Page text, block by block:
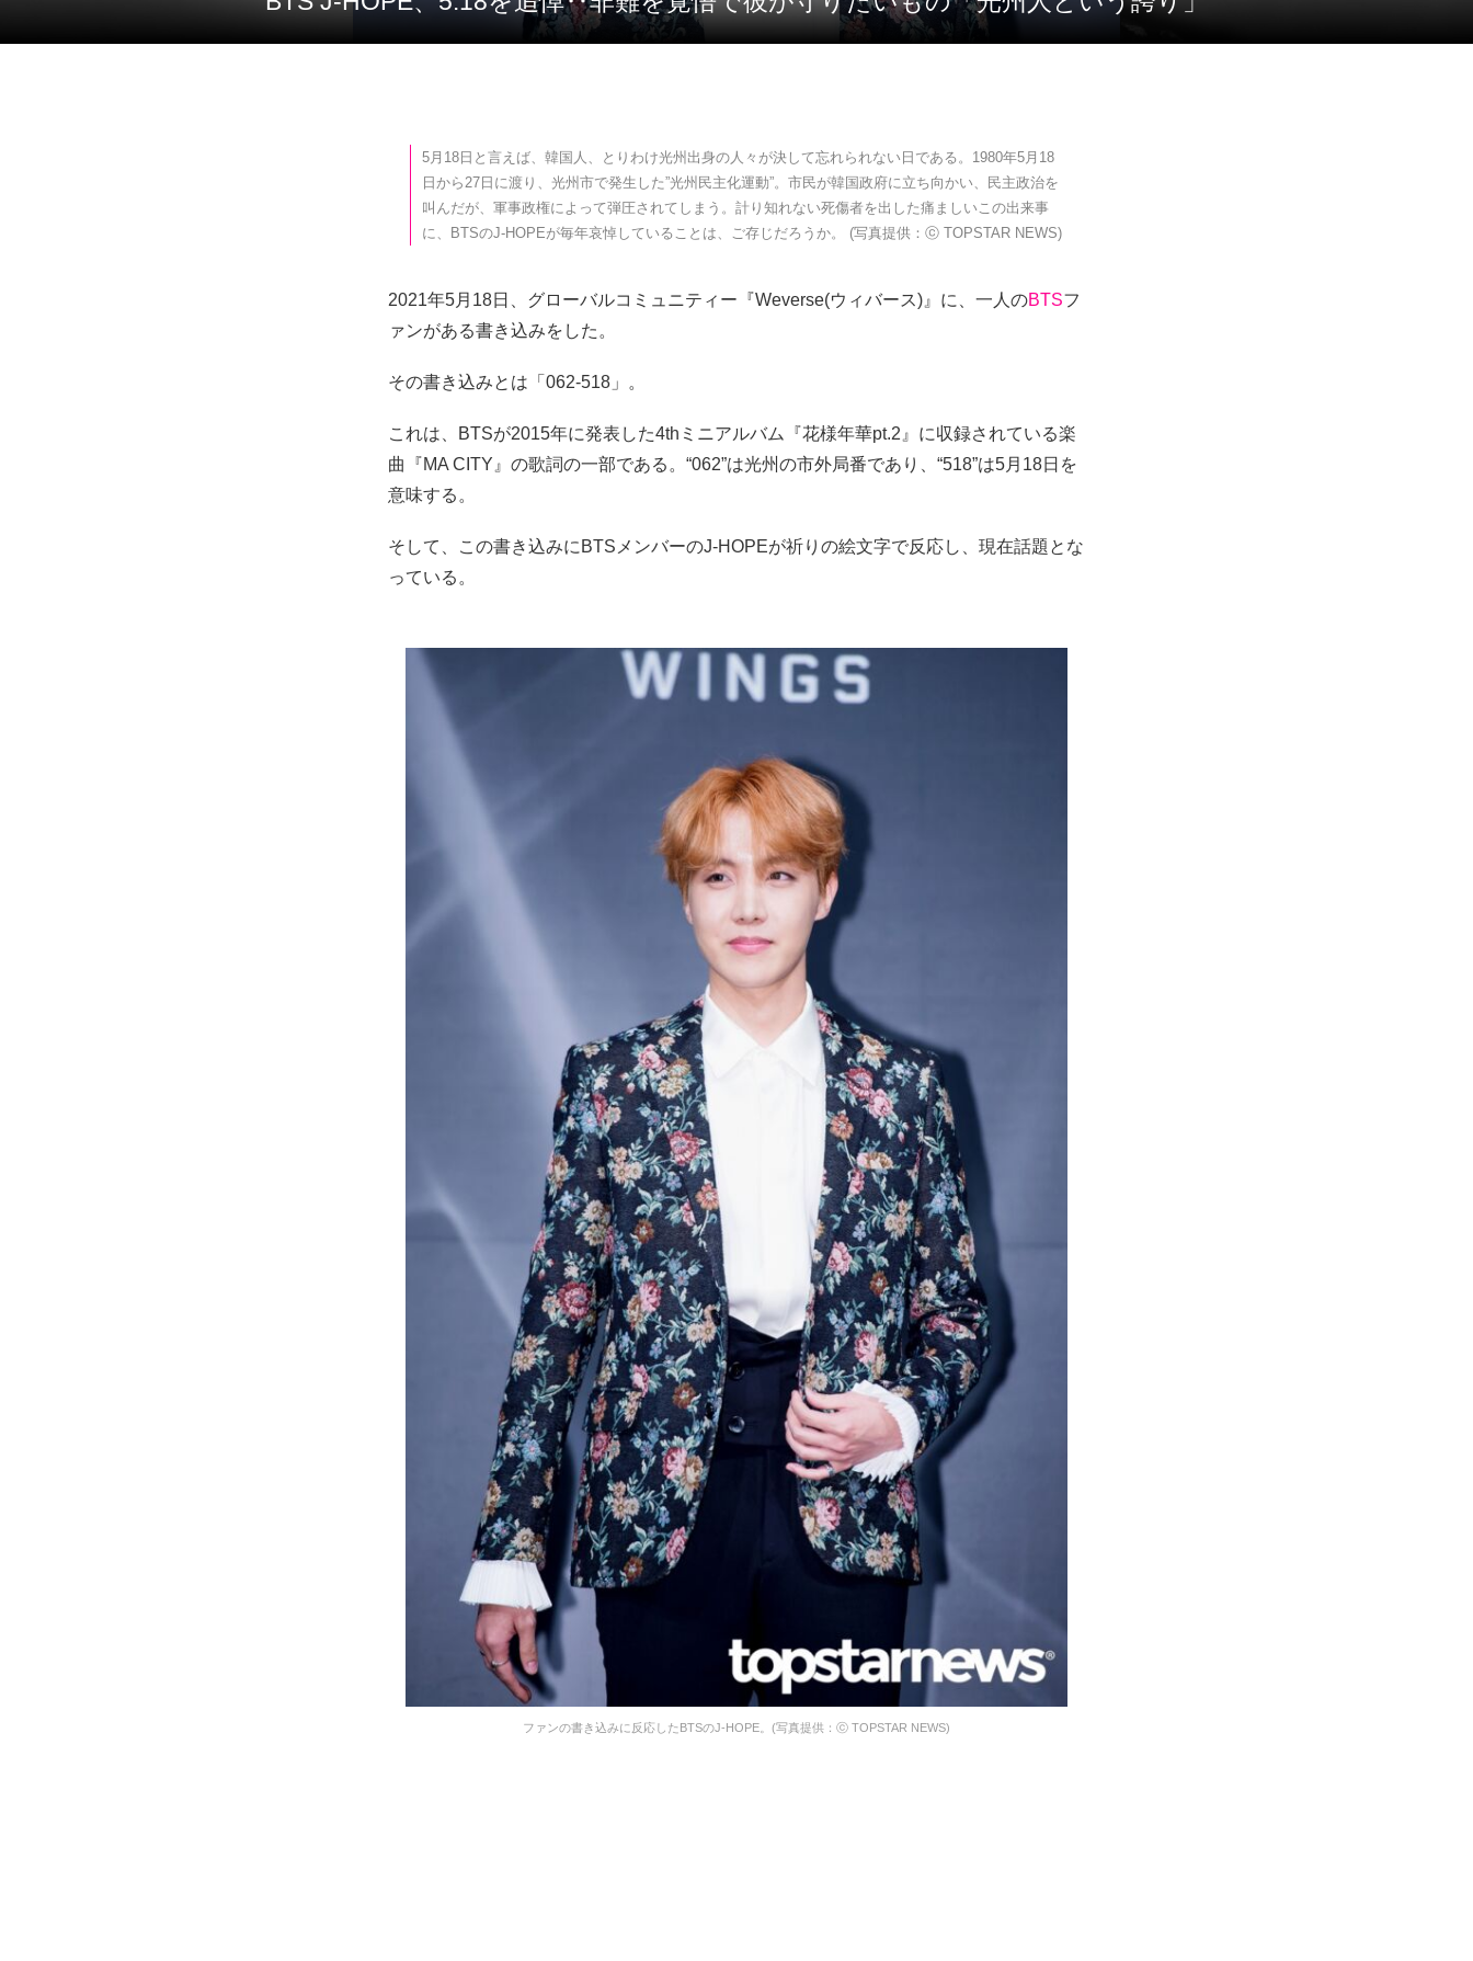
5月18日と言えば、韓国人、とりわけ光州出身の人々が決して忘れられない日である。1980年5月18
日から27日に渡り、光州市で発生した”光州民主化運動”。市民が韓国政府に立ち向かい、民主政治を
叫んだが、軍事政権によって弾圧されてしまう。計り知れない死傷者を出した痛ましいこの出来事
に、BTSのJ-HOPEが毎年哀悼していることは、ご存じだろうか。 (写真提供：ⓒ TOPSTAR NEWS)
2021年5月18日、グローバルコミュニティー『Weverse(ウィバース)』に、一人のBTSフ
ァンがある書き込みをした。
その書き込みとは「062-518」。
これは、BTSが2015年に発表した4thミニアルバム『花様年華pt.2』に収録されている楽
曲『MA CITY』の歌詞の一部である。“062”は光州の市外局番であり、“518”は5月18日を
意味する。
そして、この書き込みにBTSメンバーのJ-HOPEが祈りの絵文字で反応し、現在話題とな
っている。
ファンの書き込みに反応したBTSのJ-HOPE。(写真提供：ⓒ TOPSTAR NEWS)